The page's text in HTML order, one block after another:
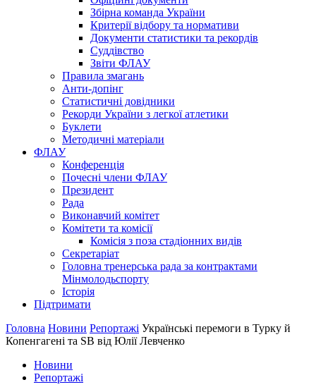
Збірна команда України
Критерії відбору та нормативи
Документи статистики та рекордів
Суддівство
Звіти ФЛАУ
Правила змагань
Анти-допінг
Статистичні довідники
Рекорди України з легкої атлетики
Буклети
Методичні матеріали
ФЛАУ
Конференція
Почесні члени ФЛАУ
Президент
Рада
Виконавчий комітет
Комітети та комісії
Комісія з поза стадіонних видів
Секретаріат
Головна тренерська рада за контрактами
Мінмолодьспорту
Історія
Підтримати
Головна Новини Репортажі Українські перемоги в Турку й
Копенгагені та SB від Юлії Левченко
Новини
Репортажі